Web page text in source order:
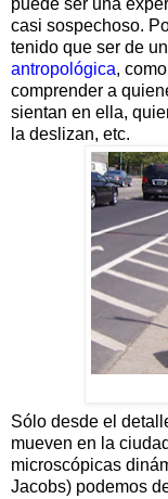
casi sospechoso.
tenido que ser de
antropológica,
comprender a
sientan en ella,
la deslizan, etc.
Sólo desde el
mueven en la
microscópicas
Jacobs) podemos